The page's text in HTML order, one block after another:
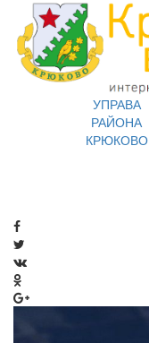
УПРАВА
РАЙОНА
КРЮКОВО